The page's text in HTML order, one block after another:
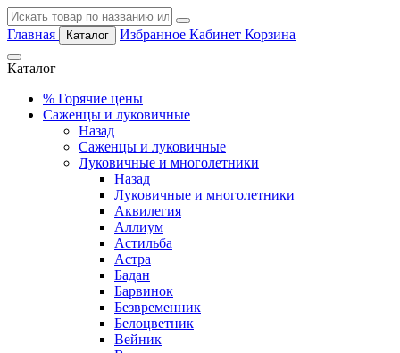
Главная Каталог Избранное Кабинет Корзина
Каталог
% Горячие цены
Саженцы и луковичные
Назад
Саженцы и луковичные
Луковичные и многолетники
Назад
Луковичные и многолетники
Аквилегия
Аллиум
Астильба
Астра
Бадан
Барвинок
Безвременник
Белоцветник
Вейник